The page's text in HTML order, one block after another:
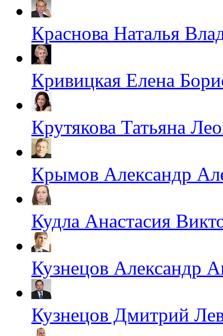
Краснова Наталья
Кривицкая Елена
Крутякова Татьяна
Крымов Александр
Кудла Анастасия
Кузнецов Александр
Кузнецов Дмитрий